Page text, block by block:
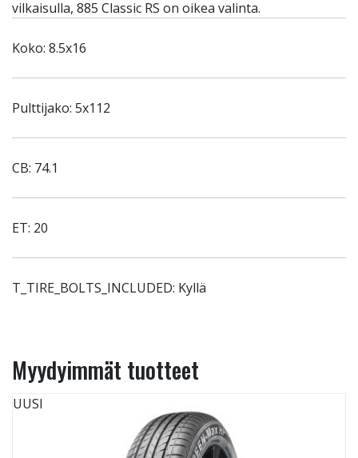
vilkaisulla, 885 Classic RS on oikea valinta.
Koko: 8.5x16
Pulttijako: 5x112
CB: 74.1
ET: 20
T_TIRE_BOLTS_INCLUDED: Kyllä
Myydyimmät tuotteet
UUSI